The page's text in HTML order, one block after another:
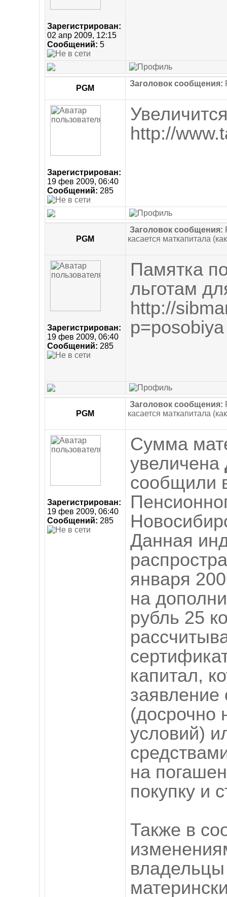
Зарегистрирован:
02 апр 2009, 12:15
Сообщений: 5
PGM
Заголовок сообщения:
Зарегистрирован:
19 фев 2009, 06:40
Сообщений: 285
http://
PGM
Заголовок сообщения:
касается маткапитала
Зарегистрирован:
19 фев 2009, 06:40
Сообщений: 285
Памятка
льготам
http://
p=posobiya
PGM
Заголовок сообщения:
касается маткапитала
Зарегистрирован:
19 фев 2009, 06:40
Сообщений: 285
Сумма
увеличена
сообщили
Данная
января
на
рубль 25
капитал,
(досрочно
условий)
на
покупку и
Также в